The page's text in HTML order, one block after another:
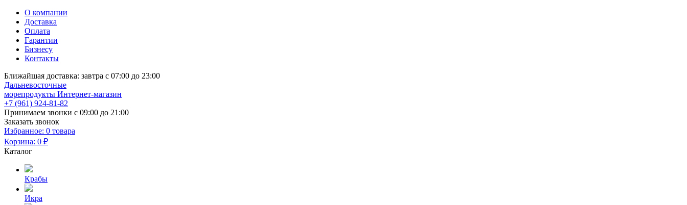
О компании
Доставка
Оплата
Гарантии
Бизнесу
Контакты
Ближайшая доставка: завтра с 07:00 до 23:00
Дальневосточные
морепродукты Интернет-магазин
+7 (961) 924-81-82
Принимаем звонки с 09:00 до 21:00
Заказать звонок
Избранное: 0 товара
Корзина: 0 ₽
Каталог
Крабы
Икра